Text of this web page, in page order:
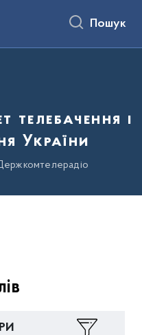
Пошук
телебачення і
України